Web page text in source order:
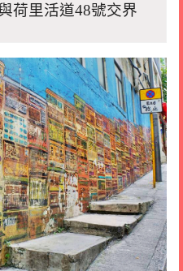
荷里活道48號交界